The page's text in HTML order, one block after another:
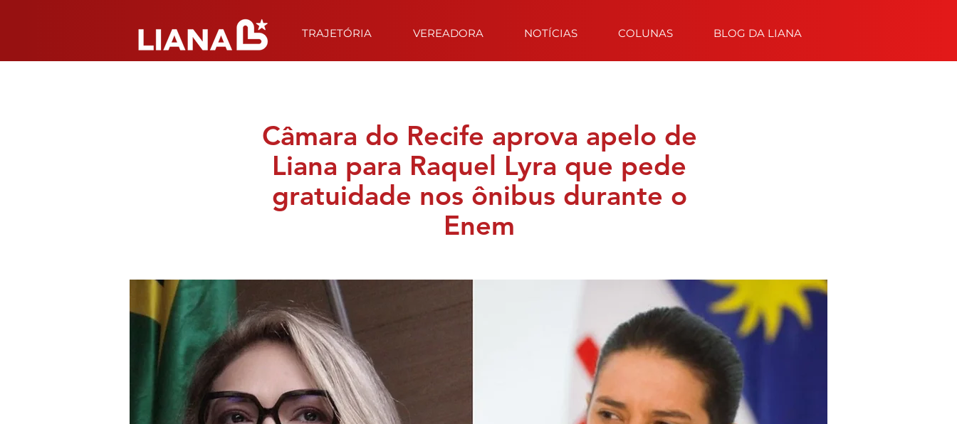
TRAJETÓRIA VEREADORA NOTÍCIAS COLUNAS BLOG DA LIANA
Câmara do Recife aprova apelo de
Liana para Raquel Lyra que pede
gratuidade nos ônibus durante o
Enem